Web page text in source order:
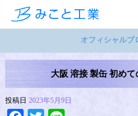
オフィシャルブ
大阪 溶接 製缶 初め
投稿日 2023年5月9日